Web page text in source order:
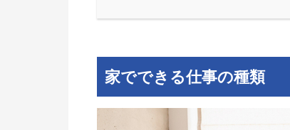
家でできる仕事の種類